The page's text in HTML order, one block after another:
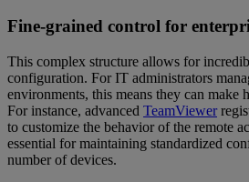
Fine-grained control for
This complex structure allows for
configuration. For IT administrators
environments, this means they can make
For instance, advanced TeamViewer
to customize the behavior of the remote
essential for maintaining standardized
number of devices.